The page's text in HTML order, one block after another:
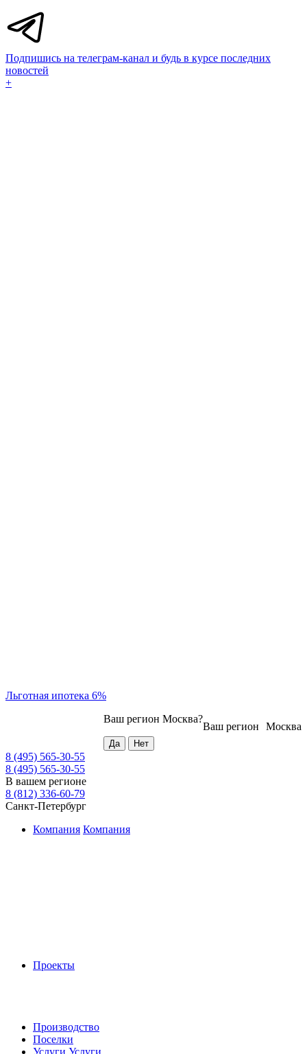
Подпишись на телеграм-канал и будь в курсе последних
новостей
+
Льготная ипотека 6%
Москва
Ваш регион
Ваш регион Москва?
8 (495) 565-30-55
8 (495) 565-30-55
В вашем регионе
8 (812) 336-60-79
Санкт-Петербург
Компания Компания
Проекты
Производство
Поселки